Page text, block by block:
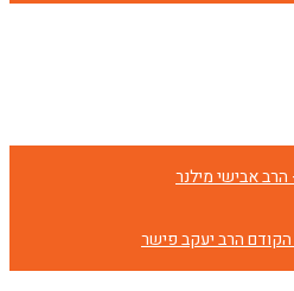
אבישי מילנר
הרב יעקב פישר